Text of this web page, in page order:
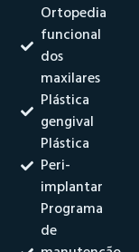
Ortopedia
funcional
dos
maxilares
Plástica
gengival
Plástica
Peri-
implantar
Programa
de